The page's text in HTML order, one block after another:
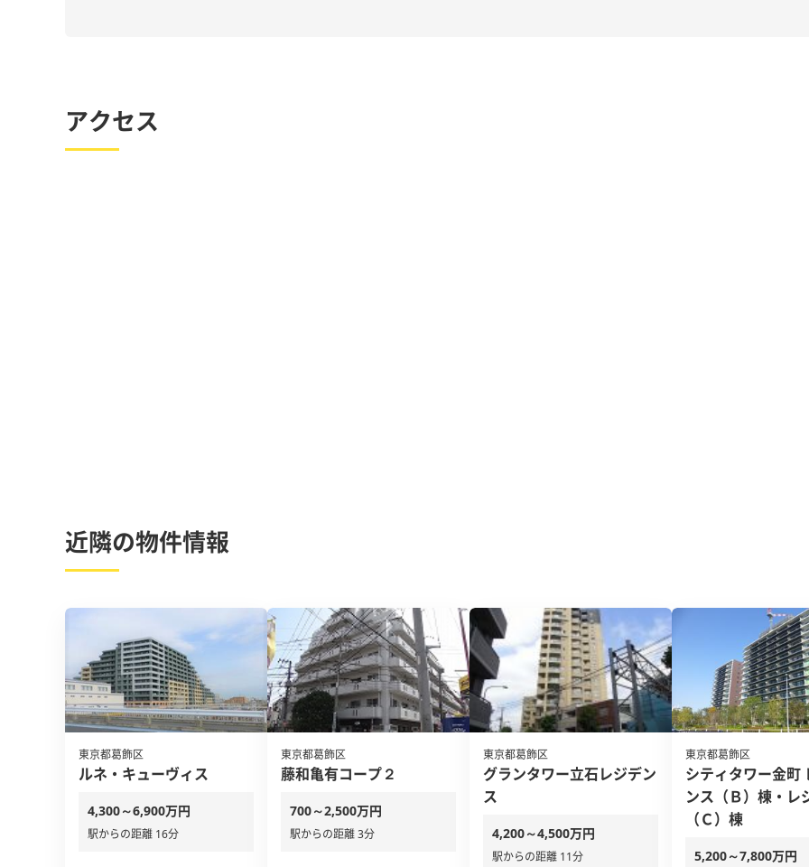
アクセス
近隣の物件情報
東京都葛飾区
ルネ・キューヴィス
4,300～6,900万円
駅からの距離 16分
東京都葛飾区
藤和亀有コープ２
700～2,500万円
駅からの距離 3分
東京都葛飾区
グランタワー立石レジデン
ス
4,200～4,500万円
駅からの距離 11分
東京都葛飾区
シティタワー金町
ンス（Ｂ）棟・レ
（Ｃ）棟
5,200～7,800万円